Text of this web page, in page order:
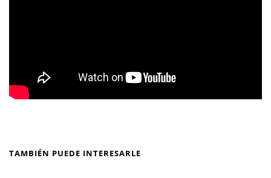
TAMBIÉN PUEDE INTERESARLE